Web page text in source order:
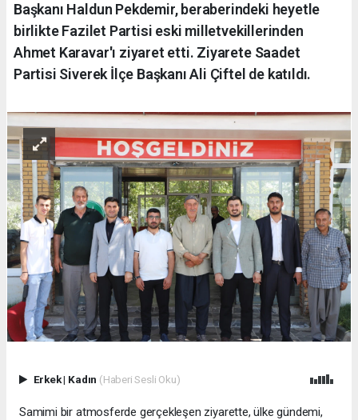
Başkanı Haldun Pekdemir, beraberindeki heyetle
birlikte Fazilet Partisi eski milletvekillerinden
Ahmet Karavar'ı ziyaret etti. Ziyarete Saadet
Partisi Siverek İlçe Başkanı Ali Çiftel de katıldı.
Erkek| Kadın (Haberi Sesli Oku)
Samimi bir atmosferde gerçekleşen ziyarette, ülke gündemi,